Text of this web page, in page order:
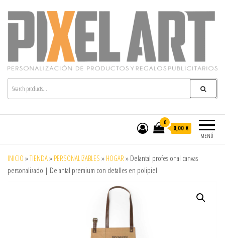
Pixelart
Especialistas en textil publicitario y regalos
personalizados en móstoles
MENÚ
0
0,00 €
INICIO »TIENDA» PERSONALIZABLES » HOGAR » Delantal profesional canvas
personalizado | Delantal premium con detalles en polipiel